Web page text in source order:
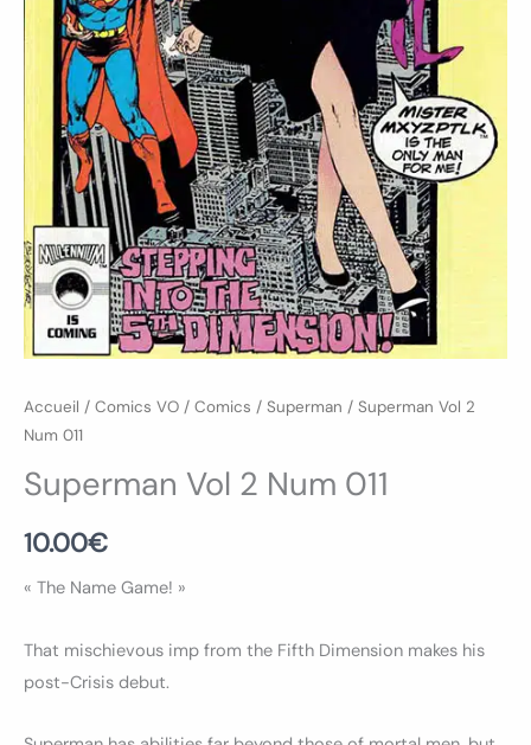
Accueil / Comics VO / Comics / Superman / Superman Vol 2
Num 011
Superman Vol 2 Num 011
10.00€
« The Name Game! »
That mischievous imp from the Fifth Dimension makes his
post-Crisis debut.